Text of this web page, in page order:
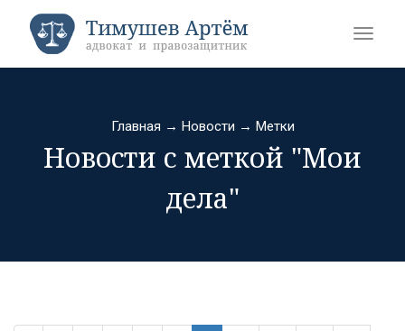
Главная → Новости → Метки
Новости с меткой "Мои
дела"